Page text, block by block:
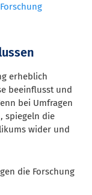
erheblich
beeinflusst und
bei Umfragen
spiegeln die
wider und
die Forschung